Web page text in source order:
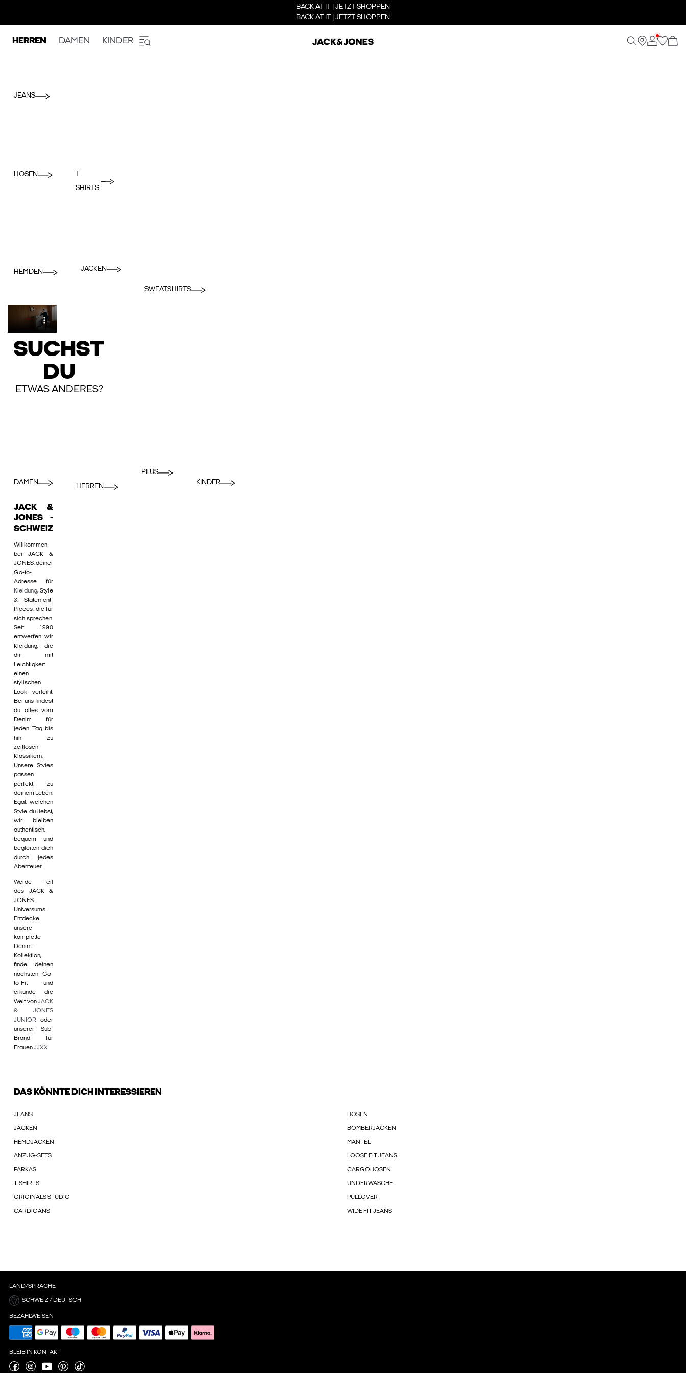
BACK AT IT | JETZT SHOPPEN
BACK AT IT | JETZT SHOPPEN
HERREN DAMEN KINDER
JEANS
HOSEN
T-
SHIRTS
HEMDEN JACKEN
SWEATSHIRTS
SUCHST
DU
ETWAS ANDERES?
DAMEN
HERREN
PLUS
KINDER
JACK &
JONES -
SCHWEIZ
Willkommen
bei JACK &
JONES, deiner
Go-to-
Adresse für
Kleidung, Style
& Statement-
Pieces, die für
sich sprechen.
Seit 1990
entwerfen wir
Kleidung, die
dir mit
Leichtigkeit
einen
stylischen
Look verleiht.
Bei uns findest
du alles vom
Denim für
jeden Tag bis
hin zu
zeitlosen
Klassikern.
Unsere Styles
passen
perfekt zu
deinem Leben.
Egal, welchen
Style du liebst,
wir bleiben
authentisch,
bequem und
begleiten dich
durch jedes
Abenteuer.
Werde Teil
des JACK &
JONES
Universums.
Entdecke
unsere
komplette
Denim-
Kollektion,
finde deinen
nächsten Go-
to-Fit und
erkunde die
Welt vonJACK
& JONES
JUNIOR oder
unserer Sub-
Brand für
FrauenJJXX.
DAS KÖNNTE DICH INTERESSIEREN
JEANS HOSEN
JACKEN BOMBERJACKEN
HEMDJACKEN MÄNTEL
ANZUG-SETS LOOSE FIT JEANS
PARKAS CARGOHOSEN
T-SHIRTS UNDERWÄSCHE
ORIGINALS STUDIO PULLOVER
CARDIGANS WIDE FIT JEANS
LAND/SPRACHE
SCHWEIZ / DEUTSCH
BEZAHLWEISEN
BLEIB IN KONTAKT